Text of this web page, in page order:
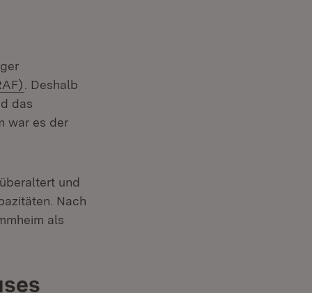
(Öffnet in neuem Fenster)
. Deshalb
das
war es der
und
Nach
als